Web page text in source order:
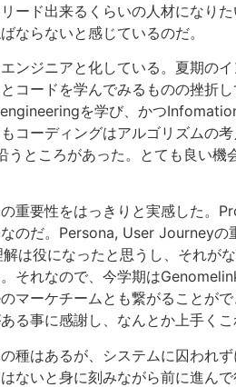
ード出来るくらいの人材になり
ならないと感じているのだ。
ンジニアと化している。夏期の
コードを学んでみるものの挫折
を学び、かつ
コーディングはアルゴリズム
ところがあった。とても良い
重要性をはっきりと実感した
のだ。Persona, User Journey
は役になったと思うし、それ
それなので、今学期は
マーケチームとも繋がること
る事に感謝し、なんとか上手く
種はあるが、システムに囚われ
ないと身に刻みながら前に進んで